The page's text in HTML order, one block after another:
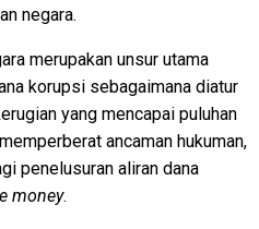
negara.
merupakan unsur utama
korupsi sebagaimana diatur
yang mencapai puluhan
ancaman hukuman,
penelusuran aliran dana
money.